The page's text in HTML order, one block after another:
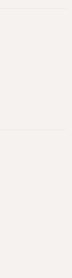
brez
kar pomeni
meja.
kosilnice v